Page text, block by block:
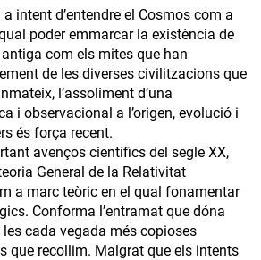
intent d’entendre el Cosmos com a
poder emmarcar la existència de
antiga com els mites que han
de les diverses civilitzacions que
l’assoliment d’una
i observacional a l’origen, evolució i
és força recent.
avenços científics del segle XX,
General de la Relativitat
a marc teòric en el qual fonamentar
Conforma l’entramat que dóna
cada vegada més copioses
que recollim. Malgrat que els intents